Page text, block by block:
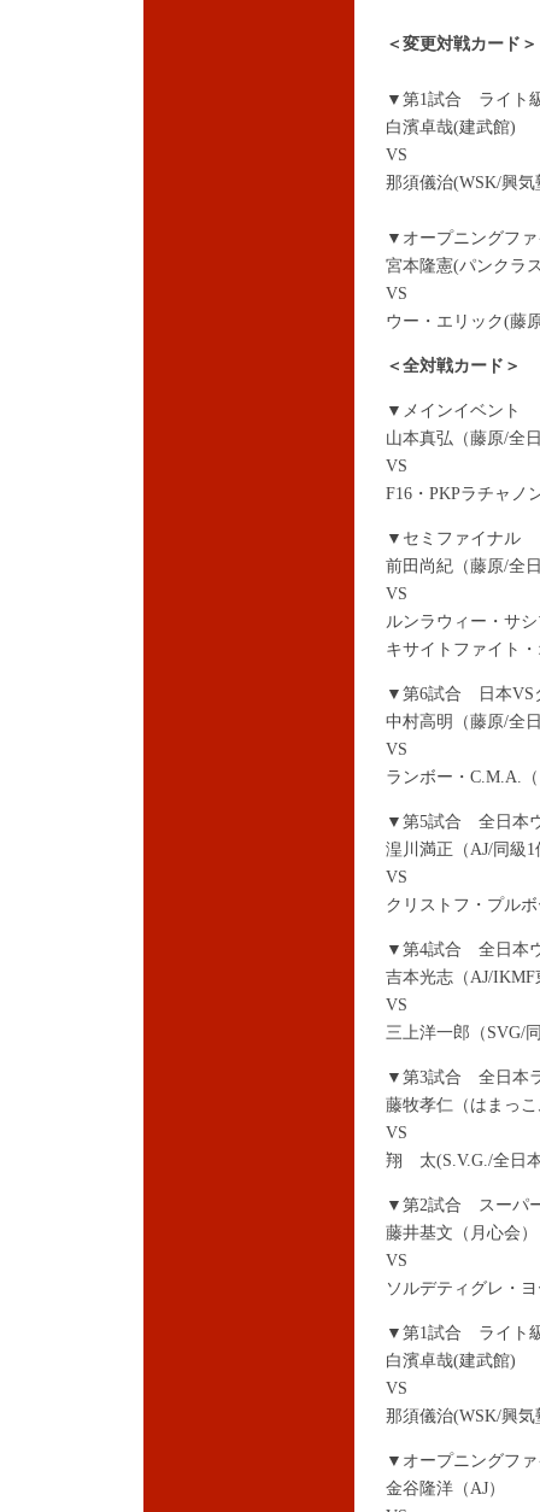
＜変更対戦カード＞
▼第1試合 ライト
白濱卓哉(建武館)
VS
那須儀治(WSK/興気
▼オープニングフ
宮本隆憲(パンクラ
VS
ウー・エリック(藤
＜全対戦カード＞
▼メインイベント
山本真弘（藤原/全
VS
F16・PKPラチャノ
▼セミファイナル
前田尚紀（藤原/全
VS
ルンラウィー・サ
キサイトファイト
▼第6試合 日本
中村高明（藤原/全
VS
ランボー・C.M.A.
▼第5試合 全日本
湟川満正（AJ/同級1
VS
クリストフ・プル
▼第4試合 全日本
吉本光志（AJ/
VS
三上洋一郎（SVG/
▼第3試合 全日本
藤牧孝仁（はまっ
VS
翔 太(S.V.G./全日
▼第2試合 スーパ
藤井基文（月心会）
VS
ソルデティグレ・
▼第1試合 ライト
白濱卓哉(建武館)
VS
那須儀治(WSK/興気
▼オープニングフ
金谷隆洋（AJ）